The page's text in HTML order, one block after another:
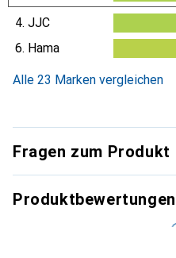
4. JJC
6. Hama
Alle 23 Marken vergleichen
Fragen zum Produkt
Produktbewertungen